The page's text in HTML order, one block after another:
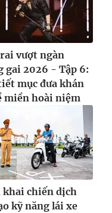
không có sự chấp
khi phát hành lại
vượt ngàn
gai 2026 - Tập 6:
mục đưa khán
miền hoài niệm
chiến dịch
kỹ năng lái xe